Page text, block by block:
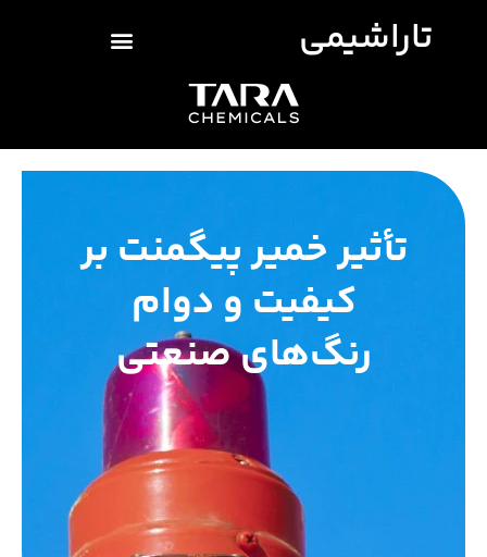
تاراشیمی
تأثیر خمیر پیگمنت بر
کیفیت و دوام
رنگ‌های صنعتی